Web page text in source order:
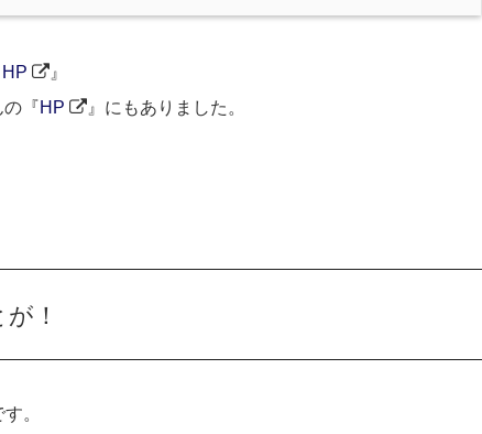
』
『HP 』にもありました。
！
。